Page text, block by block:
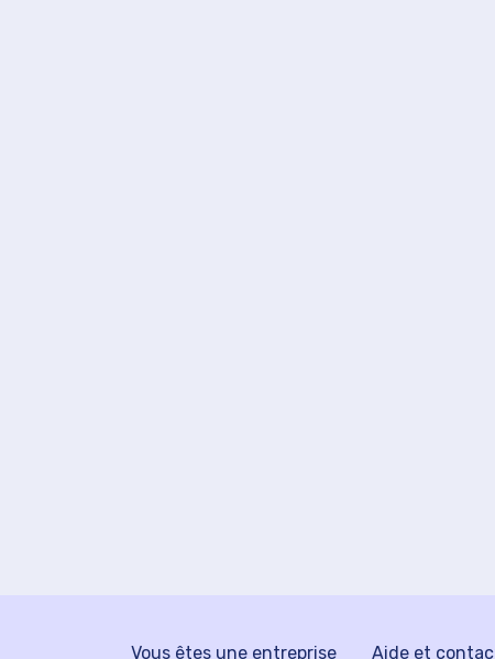
Vous êtes une entreprise Aide et